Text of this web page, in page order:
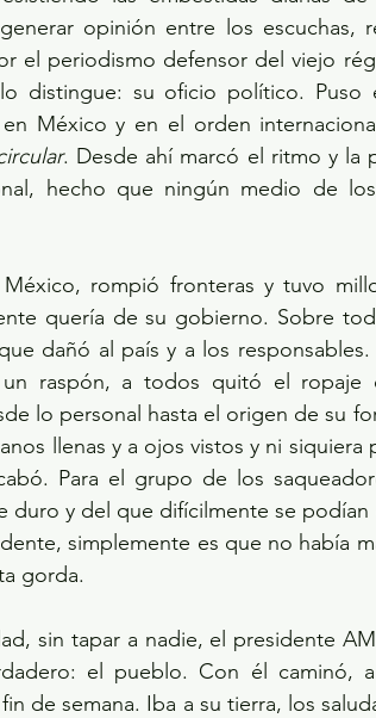
opinión entre los escuchas,
el periodismo defensor del viejo
distingue: su oficio político. Puso
. Desde ahí marcó el ritmo y la
hecho que ningún medio de los
rompió fronteras y tuvo
quería de su gobierno. Sobre
dañó al país y a los
raspón, a todos quitó el ropaje
lo personal hasta el origen de su
llenas y a ojos vistos y ni siquiera
Para el grupo de los
duro y del que difícilmente se
simplemente es que no había
gorda.
sin tapar a nadie, el presidente
el pueblo. Con él caminó,
de semana. Iba a su tierra, los